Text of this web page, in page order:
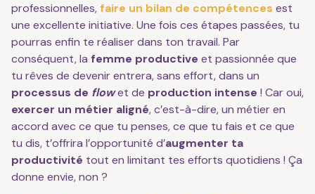
professionnelles, faire un bilan de compétences est
une excellente initiative. Une fois ces étapes passées, tu
pourras enfin te réaliser dans ton travail. Par
conséquent, la femme productive et passionnée que
tu rêves de devenir entrera, sans effort, dans un
processus de flowet de production intense ! Car oui,
exercer un métier aligné, c’est-à-dire, un métier en
accord avec ce que tu penses, ce que tu fais et ce que
tu dis, t’offrira l’opportunité d’augmenter ta
productivité tout en limitant tes efforts quotidiens ! Ça
donne envie, non ?